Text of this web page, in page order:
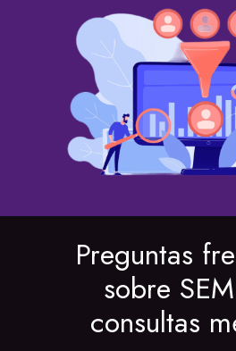
Preguntas
sobre
consultas